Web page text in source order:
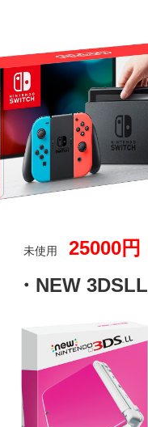
未使用 25000円
・NEW 3DSLL